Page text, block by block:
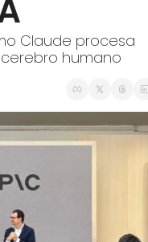
Claude procesa
humano